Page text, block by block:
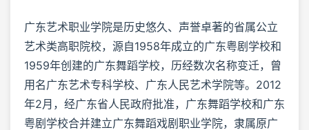
广东艺术职业学院是历史悠久、声誉卓著的省属公立
艺术类高职院校，源自1958年成立的广东粤剧学校和
1959年创建的广东舞蹈学校，历经数次名称变迁，曾
用名广东艺术专科学校、广东人民艺术学院等。2012
年2月，经广东省人民政府批准，广东舞蹈学校和广东
粤剧学校合并建立广东舞蹈戏剧职业学院，隶属原广